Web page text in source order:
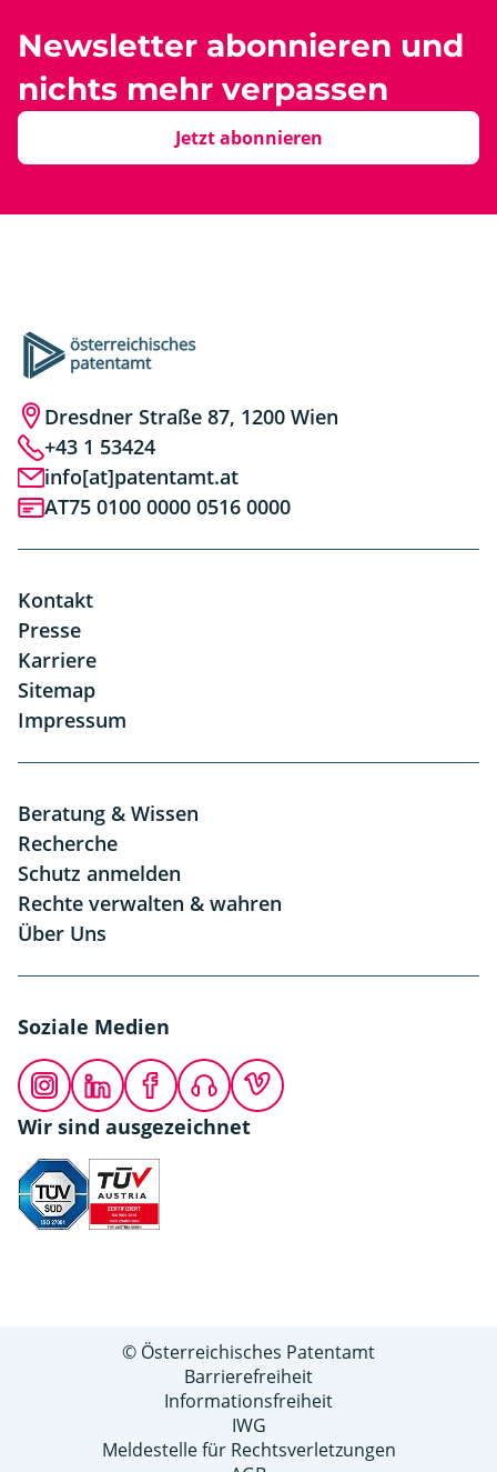
Newsletter abonnieren und
nichts mehr verpassen
Jetzt abonnieren
Dresdner Straße 87, 1200 Wien
+43 1 53424
info[at]patentamt.at
AT75 0100 0000 0516 0000
Kontakt
Presse
Karriere
Sitemap
Impressum
Beratung & Wissen
Recherche
Schutz anmelden
Rechte verwalten & wahren
Über Uns
Soziale Medien
InstagramLinkedInFacebookPodcastVimeo
Wir sind ausgezeichnet
© Österreichisches Patentamt
Barrierefreiheit
Informationsfreiheit
IWG
Meldestelle für Rechtsverletzungen